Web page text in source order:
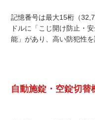
記憶番号は最大15桁（
ドルに「こじ開け防止・
能」があり、高い防犯性を
自動施錠・空錠切替